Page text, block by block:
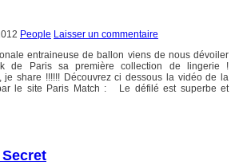
People Laisser un commentaire
entraineuse de ballon viens de nous dévoiler
de Paris sa première collection de lingerie !
je share !!!!!! Découvrez ci dessous la vidéo de la
le site Paris Match : Le défilé est superbe et